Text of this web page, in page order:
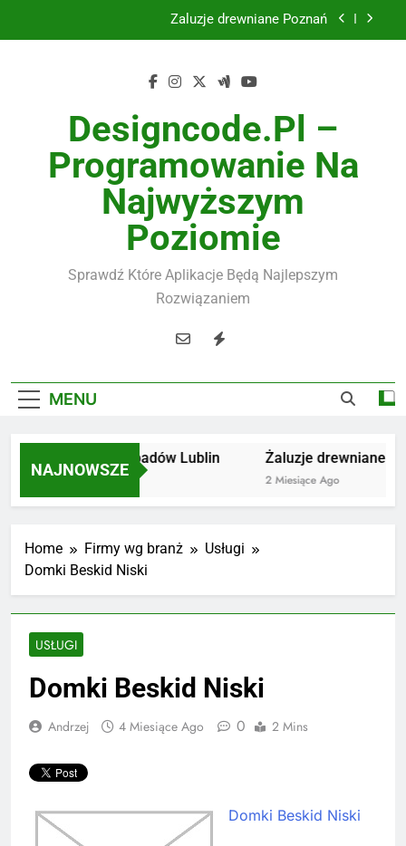
Wysokiej jakości spławik elektryczny
Utylizacja odpadów Lublin
Żaluzje drewniane Poznań
Instalacje elektryczne Gdańsk
Wysokiej jakości spławik elektryczny
Designcode.pl –
Programowanie Na
Najwyższym
Poziomie
Sprawdź Które Aplikacje Będą Najlepszym
Rozwiązaniem
MENU
NAJNOWSZE
Utylizacja odpadów Lublin
2 Miesiące Ago
Żaluzje drewniane
2 Miesiące Ago
Home Firmy wg branż
Usługi
Domki Beskid Niski
USŁUGI
Domki Beskid Niski
Andrzej 4 Miesiące Ago 0 2 Mins
Domki Beskid Niski